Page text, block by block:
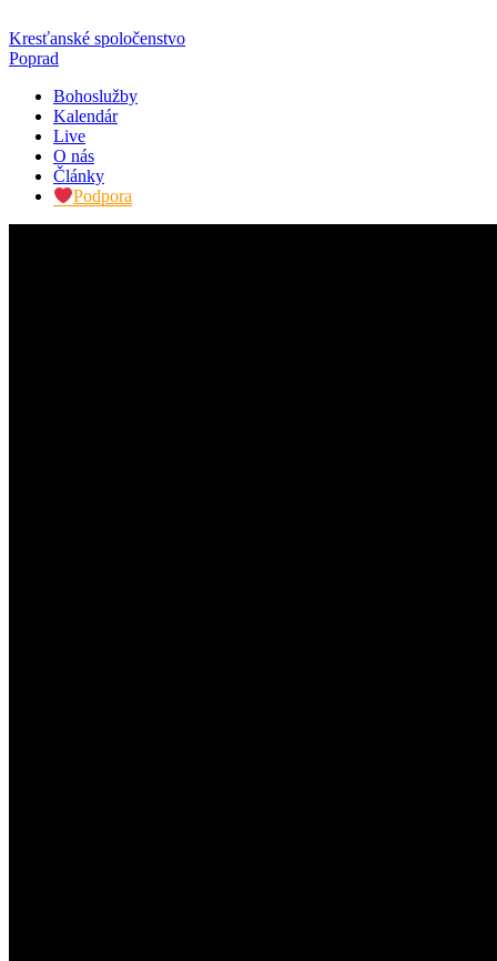
Kresťanské spoločenstvo
Poprad
Bohoslužby
Kalendár
Live
O nás
Články
Podpora